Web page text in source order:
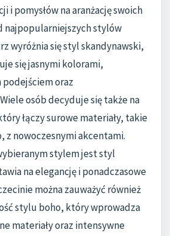
i pomysłów na aranżację swoich
najpopularniejszych stylów
wyróżnia się styl skandynawski,
się jasnymi kolorami,
oraz
osób decyduje się także na
łączy surowe materiały, takie
z nowoczesnymi akcentami.
stylem jest styl
na elegancję i ponadczasowe
można zauważyć również
stylu boho, który wprowadza
materiały oraz intensywne